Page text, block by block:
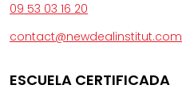
09 53 03 16 20
contact@newdealinstitut.com
ESCUELA CERTIFICADA